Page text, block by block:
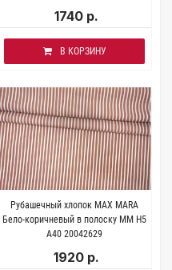
1740 р.
В КОРЗИНУ
Рубашечный хлопок MAX MARA
Бело-коричневый в полоску MM H5
A40 20042629
1920 р.